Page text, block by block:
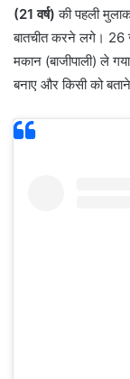
(21 वर्ष) की पहली
बातचीत करने लगे। 26
मकान (बाजीपाली) ले
बनाए और किसी को